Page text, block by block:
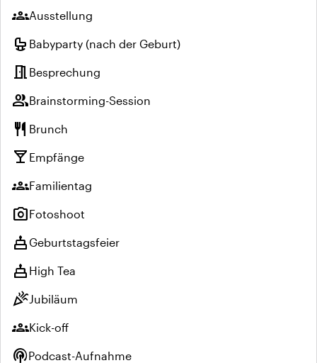
groupsAusstellung
crib Babyparty (nach der Geburt)
meeting_room Besprechung
groupBrainstorming-Session
restaurant Brunch
local_bar Empfänge
groupsFamilientag
photo_cameraFotoshoot
cakeGeburtstagsfeier
cake High Tea
celebrationJubiläum
groupsKick-off
podcastsPodcast-Aufnahme